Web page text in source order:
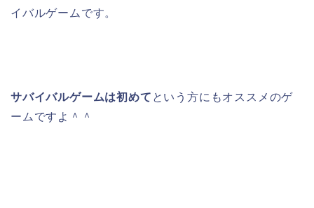
イバルゲームです。
サバイバルゲームは初めて という方にもオススメのゲ
ームですよ＾＾